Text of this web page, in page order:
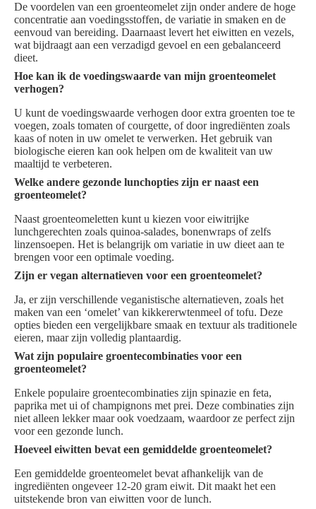
De voordelen van een groenteomelet zijn onder andere de hoge
concentratie aan voedingsstoffen, de variatie in smaken en de
eenvoud van bereiding. Daarnaast levert het eiwitten en vezels,
wat bijdraagt aan een verzadigd gevoel en een gebalanceerd
dieet.
Hoe kan ik de voedingswaarde van mijn groenteomelet
verhogen?
U kunt de voedingswaarde verhogen door extra groenten toe te
voegen, zoals tomaten of courgette, of door ingrediënten zoals
kaas of noten in uw omelet te verwerken. Het gebruik van
biologische eieren kan ook helpen om de kwaliteit van uw
maaltijd te verbeteren.
Welke andere gezonde lunchopties zijn er naast een
groenteomelet?
Naast groenteomeletten kunt u kiezen voor eiwitrijke
lunchgerechten zoals quinoa-salades, bonenwraps of zelfs
linzensoepen. Het is belangrijk om variatie in uw dieet aan te
brengen voor een optimale voeding.
Zijn er vegan alternatieven voor een groenteomelet?
Ja, er zijn verschillende veganistische alternatieven, zoals het
maken van een ‘omelet’ van kikkererwtenmeel of tofu. Deze
opties bieden een vergelijkbare smaak en textuur als traditionele
eieren, maar zijn volledig plantaardig.
Wat zijn populaire groentecombinaties voor een
groenteomelet?
Enkele populaire groentecombinaties zijn spinazie en feta,
paprika met ui of champignons met prei. Deze combinaties zijn
niet alleen lekker maar ook voedzaam, waardoor ze perfect zijn
voor een gezonde lunch.
Hoeveel eiwitten bevat een gemiddelde groenteomelet?
Een gemiddelde groenteomelet bevat afhankelijk van de
ingrediënten ongeveer 12-20 gram eiwit. Dit maakt het een
uitstekende bron van eiwitten voor de lunch.